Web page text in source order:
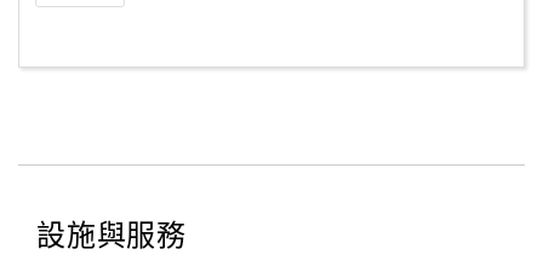
設施與服務